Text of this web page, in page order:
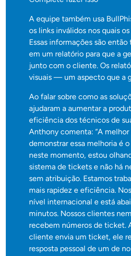
A equipe também usa
os links inválidos nos quais
Essas informações são então
em um relatório para que a
junto com o cliente. Os
visuais — um aspecto que a
Ao falar sobre como as
ajudaram a aumentar a
eficiência dos técnicos de
Anthony comenta: “A melhor
demonstrar essa melhoria é
neste momento, estou
sistema de tickets e não há
sem atribuição. Estamos
mais rapidez e eficiência.
nível internacional e está
minutos. Nossos clientes
recebem números de ticket.
cliente envia um ticket, ele
resposta pessoal de um de